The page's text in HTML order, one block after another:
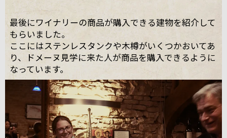
最後にワイナリーの商品が購入できる建物を紹介して
もらいました。
ここにはステンレスタンクや木樽がいくつかおいてあ
り、ドメーヌ見学に来た人が商品を購入できるように
なっています。